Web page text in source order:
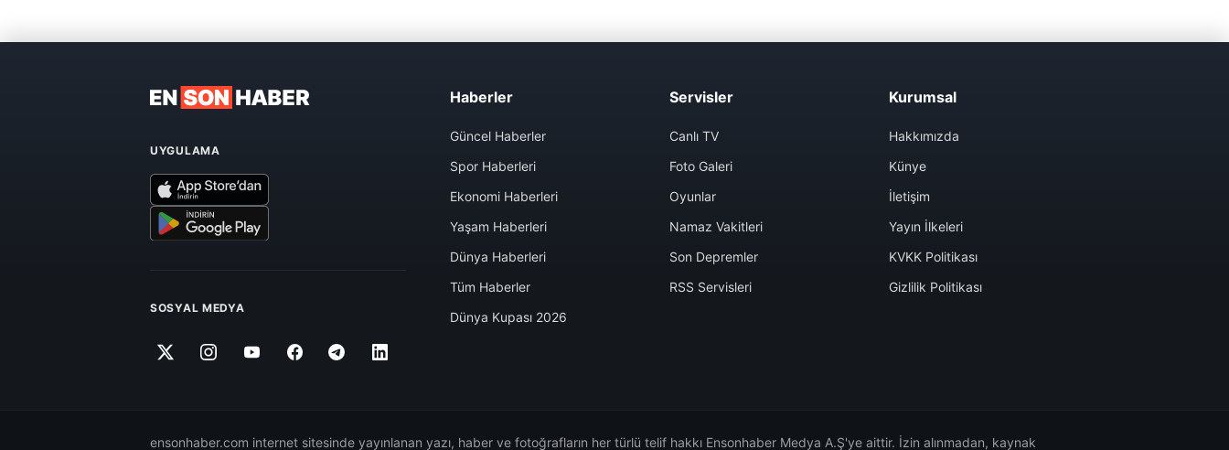
UYGULAMA
SOSYAL MEDYA
Haberler
Güncel Haberler
Spor Haberleri
Ekonomi Haberleri
Yaşam Haberleri
Dünya Haberleri
Tüm Haberler
Dünya Kupası 2026
Servisler
Canlı TV
Foto Galeri
Oyunlar
Namaz Vakitleri
Son Depremler
RSS Servisleri
Kurumsal
Hakkımızda
Künye
İletişim
Yayın İlkeleri
KVKK Politikası
Gizlilik Politikası
ensonhaber.com internet sitesinde yayınlanan yazı, haber ve fotoğrafların her türlü telif hakkı Ensonhaber Medya A.Ş'ye aittir. İzin alınmadan, kaynak